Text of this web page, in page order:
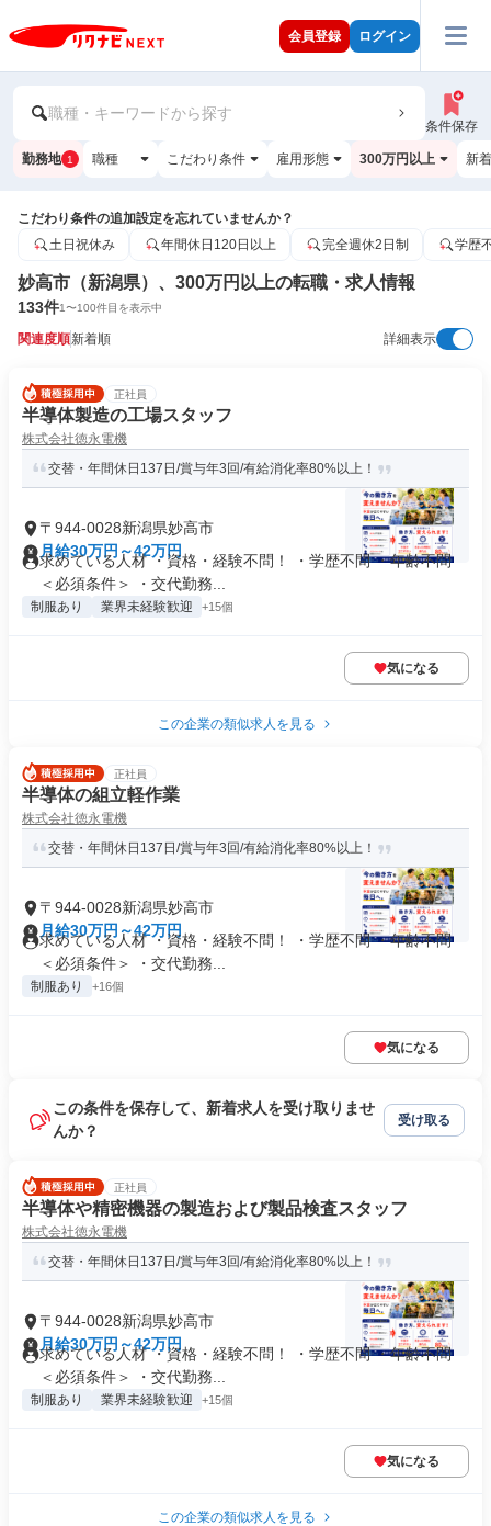
会員登録 ログイン
職種・キーワードから探す
条件保存
勤務地 1 職種 こだわり条件 雇用形態 300万円以上 新
こだわり条件の追加設定を忘れていませんか？
土日祝休み
年間休日120日以上 完全週休2日制 学歴
妙高市（新潟県）、300万円以上の転職・求人情報
133件1〜100件目を表示中
関連度順新着順 詳細表示
正社員
半導体製造の工場スタッフ
株式会社徳永電機
交替・年間休日137日/賞与年3回/有給消化率80%以上！
〒944-0028新潟県妙高市
月給30万円～42万円
求めている人材 ・資格・経験不問！ ・学歴不問 ・年齢不問
＜必須条件＞ ・交代勤務...
制服あり 業界未経験歓迎 +15個
気になる
この企業の類似求人を見る
正社員
半導体の組立軽作業
株式会社徳永電機
交替・年間休日137日/賞与年3回/有給消化率80%以上！
〒944-0028新潟県妙高市
月給30万円～42万円
求めている人材 ・資格・経験不問！ ・学歴不問 ・年齢不問
＜必須条件＞ ・交代勤務...
制服あり +16個
気になる
この条件を保存して、新着求人を受け取りませ
んか？
受け取る
正社員
半導体や精密機器の製造および製品検査スタッフ
株式会社徳永電機
交替・年間休日137日/賞与年3回/有給消化率80%以上！
〒944-0028新潟県妙高市
月給30万円～42万円
求めている人材 ・資格・経験不問！ ・学歴不問 ・年齢不問
＜必須条件＞ ・交代勤務...
制服あり 業界未経験歓迎 +15個
気になる
この企業の類似求人を見る